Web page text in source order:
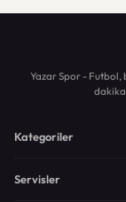
Yazar Spor - Futbol,
Kategoriler
Servisler